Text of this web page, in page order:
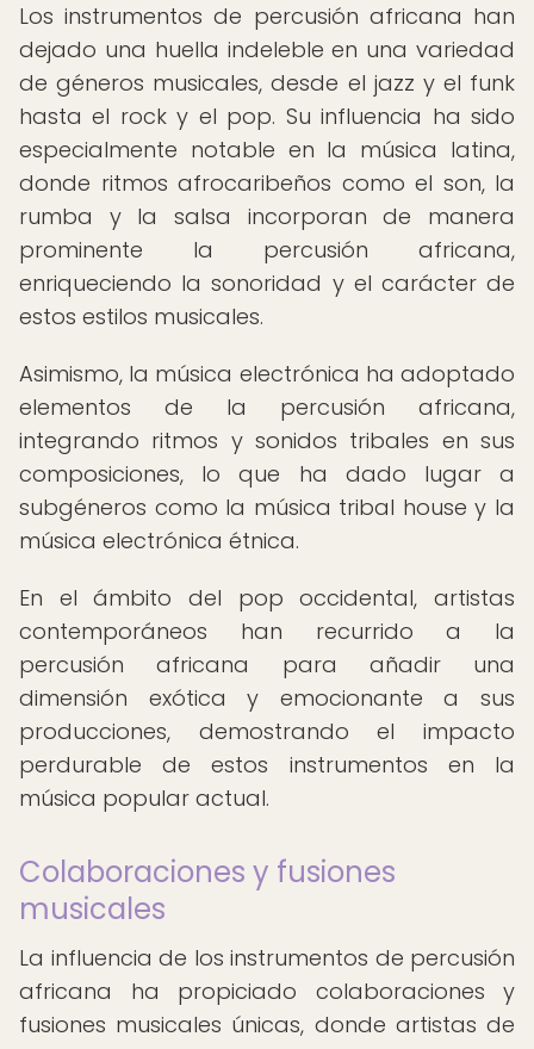
Los instrumentos de percusión africana han
dejado una huella indeleble en una variedad
de géneros musicales, desde el jazz y el funk
hasta el rock y el pop. Su influencia ha sido
especialmente notable en la música latina,
donde ritmos afrocaribeños como el son, la
rumba y la salsa incorporan de manera
prominente la percusión africana,
enriqueciendo la sonoridad y el carácter de
estos estilos musicales.
Asimismo, la música electrónica ha adoptado
elementos de la percusión africana,
integrando ritmos y sonidos tribales en sus
composiciones, lo que ha dado lugar a
subgéneros como la música tribal house y la
música electrónica étnica.
En el ámbito del pop occidental, artistas
contemporáneos han recurrido a la
percusión africana para añadir una
dimensión exótica y emocionante a sus
producciones, demostrando el impacto
perdurable de estos instrumentos en la
música popular actual.
Colaboraciones y fusiones
musicales
La influencia de los instrumentos de percusión
africana ha propiciado colaboraciones y
fusiones musicales únicas, donde artistas de